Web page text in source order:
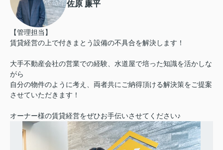
佐原 廉平
【管理担当】
賃貸経営の上で付きまとう設備の不具合を解決します！
大手不動産会社の営業での経験、水道屋で培った知識を活かしな
がら
自分の物件のように考え、両者共にご納得頂ける解決策をご提案
させていただきます！
オーナー様の賃貸経営をぜひお手伝いさせてください♪